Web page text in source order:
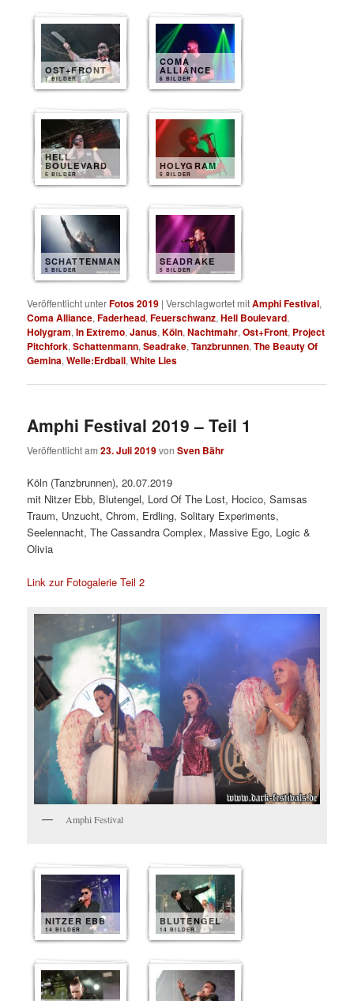
OST+FRONT
7 BILDER
COMA
ALLIANCE
6 BILDER
HELL
BOULEVARD
5 BILDER
HOLYGRAM
5 BILDER
SCHATTENMANN
5 BILDER
SEADRAKE
5 BILDER
Veröffentlicht unterFotos 2019 |Verschlagwortet mitAmphi Festival,
Coma Alliance,Faderhead,Feuerschwanz,Hell Boulevard,
Holygram,In Extremo,Janus,Köln,Nachtmahr,Ost+Front, Project
Pitchfork,Schattenmann,Seadrake,Tanzbrunnen,The Beauty Of
Gemina,Welle:Erdball,White Lies
Amphi Festival 2019 – Teil 1
Veröffentlicht am23. Juli 2019vonSven Bähr
Köln (Tanzbrunnen), 20.07.2019
mit Nitzer Ebb, Blutengel, Lord Of The Lost, Hocico, Samsas
Traum, Unzucht, Chrom, Erdling, Solitary Experiments,
Seelennacht, The Cassandra Complex, Massive Ego, Logic &
Olivia
Link zur Fotogalerie Teil 2
Amphi Festival
NITZER EBB
14 BILDER
BLUTENGEL
14 BILDER